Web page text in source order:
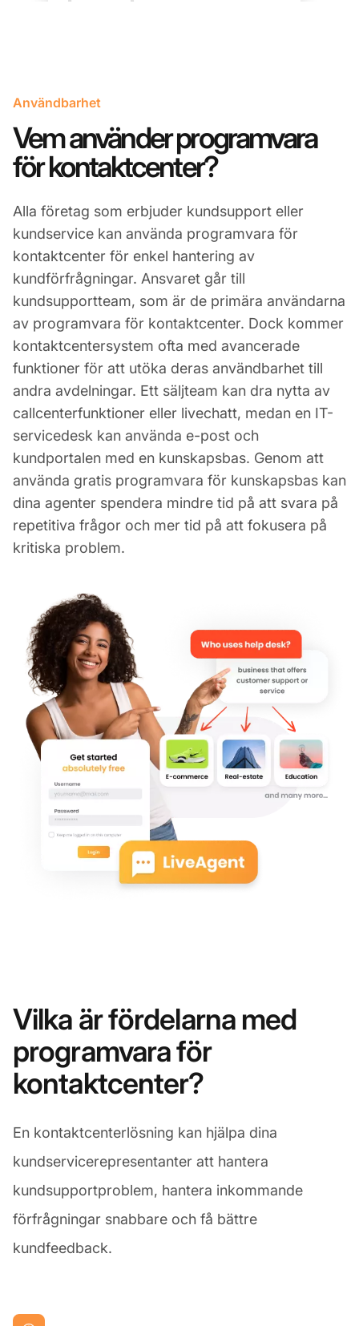
Användbarhet
Vem använder programvara
för kontaktcenter?
Alla företag som erbjuder kundsupport eller
kundservice kan använda programvara för
kontaktcenter för enkel hantering av
kundförfrågningar. Ansvaret går till
kundsupportteam, som är de primära användarna
av programvara för kontaktcenter. Dock kommer
kontaktcentersystem ofta med avancerade
funktioner för att utöka deras användbarhet till
andra avdelningar. Ett säljteam kan dra nytta av
callcenterfunktioner eller livechatt, medan en IT-
servicedesk kan använda e-post och
kundportalen med en kunskapsbas. Genom att
använda gratis programvara för kunskapsbas kan
dina agenter spendera mindre tid på att svara på
repetitiva frågor och mer tid på att fokusera på
kritiska problem.
Vilka är fördelarna med
programvara för
kontaktcenter?
En kontaktcenterlösning kan hjälpa dina
kundservicerepresentanter att hantera
kundsupportproblem, hantera inkommande
förfrågningar snabbare och få bättre
kundfeedback.